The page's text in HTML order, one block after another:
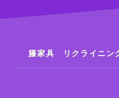
籐家具 リクライニン